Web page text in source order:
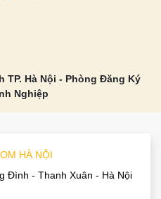
Hà Nội - Phòng Đăng Ký
Nghiệp
HÀ NỘI
Đình - Thanh Xuân - Hà Nội